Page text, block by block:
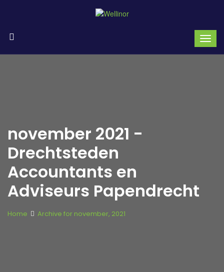
november 2021 -
Drechtsteden
Accountants en
Adviseurs Papendrecht
Home Archive for november, 2021